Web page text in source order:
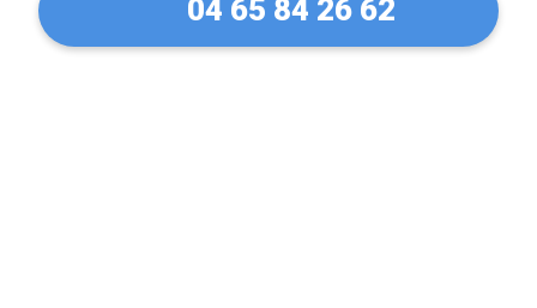
04 65 84 26 62